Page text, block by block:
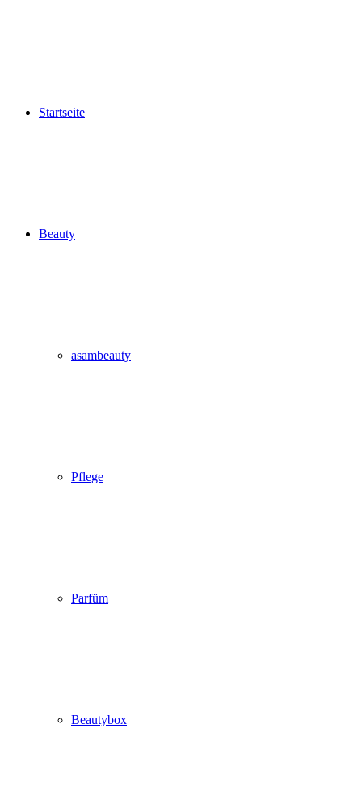
Startseite
Beauty
asambeauty
Pflege
Parfüm
Beautybox